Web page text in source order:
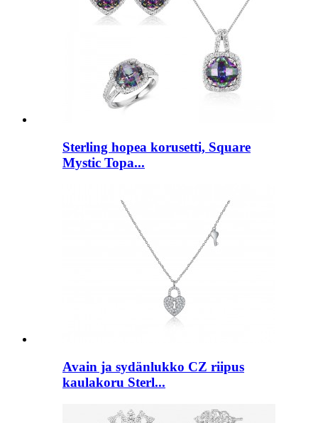
Sterling hopea korusetti, Square
Mystic Topa...
Avain ja sydänlukko CZ riipus
kaulakoru Sterl...